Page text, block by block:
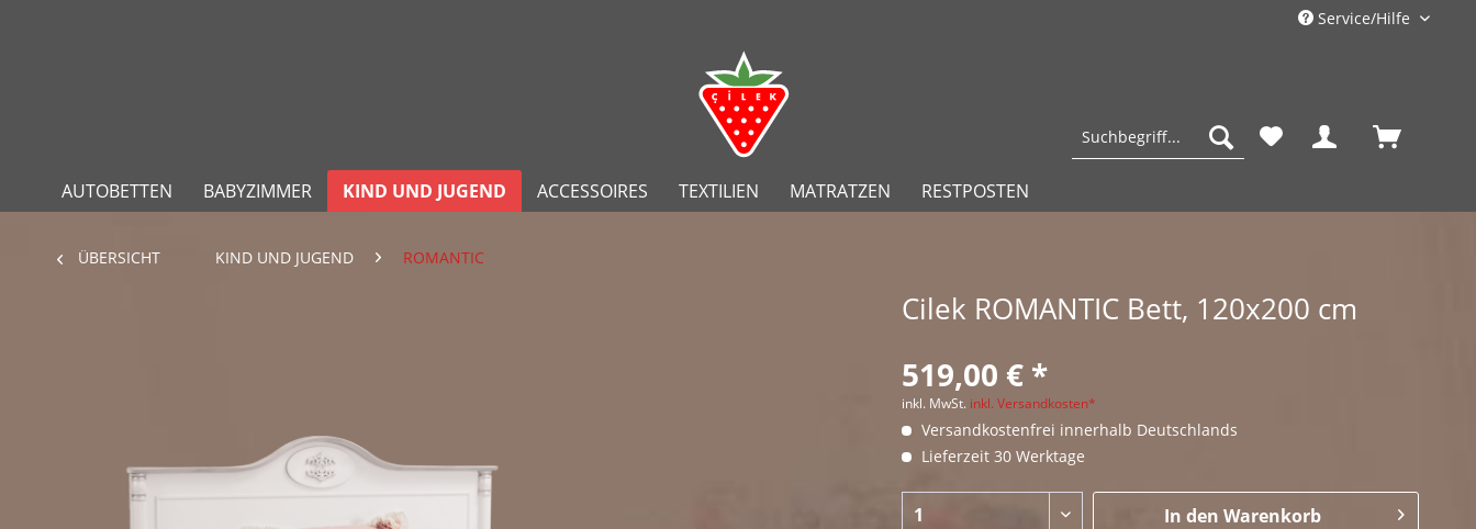
Service/Hilfe
AUTOBETTEN BABYZIMMER KIND UND JUGEND ACCESSOIRES TEXTILIEN MATRATZEN RESTPOSTEN
ÜBERSICHT KIND UND JUGEND ROMANTIC
Cilek ROMANTIC Bett, 120x200 cm
519,00 € *
inkl. MwSt. inkl. Versandkosten*
Versandkostenfrei innerhalb Deutschlands
Lieferzeit 30 Werktage
In den Warenkorb